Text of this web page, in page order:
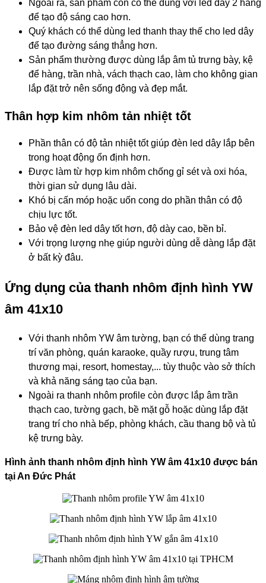
Ngoài ra, sản phẩm còn có thể dùng với led dây 2 hàng
để tạo độ sáng cao hơn.
Quý khách có thể dùng led thanh thay thế cho led dây
để tạo đường sáng thẳng hơn.
Sản phẩm thường được dùng lắp âm tủ trưng bày, kệ
để hàng, trần nhà, vách thạch cao, làm cho không gian
lắp đặt trở nên sống động và đẹp mắt.
Thân hợp kim nhôm tản nhiệt tốt
Phần thân có độ tản nhiệt tốt giúp đèn led dây lắp bên
trong hoạt động ổn định hơn.
Được làm từ hợp kim nhôm chống gỉ sét và oxi hóa,
thời gian sử dụng lâu dài.
Khó bị cấn móp hoặc uốn cong do phần thân có độ
chịu lực tốt.
Bảo vệ đèn led dây tốt hơn, độ dày cao, bền bỉ.
Với trọng lượng nhẹ giúp người dùng dễ dàng lắp đặt
ở bất kỳ đâu.
Ứng dụng của thanh nhôm định hình YW
âm 41x10
Với thanh nhôm YW âm tường, bạn có thể dùng trang
trí văn phòng, quán karaoke, quầy rượu, trung tâm
thương mại, resort, homestay,... tùy thuộc vào sở thích
và khả năng sáng tạo của bạn.
Ngoài ra thanh nhôm profile còn được lắp âm trần
thạch cao, tường gạch, bề mặt gỗ hoặc dùng lắp đặt
trang trí cho nhà bếp, phòng khách, cầu thang bộ và tủ
kệ trưng bày.
​Hình ảnh thanh nhôm định hình YW âm 41x10 được bán
tại An Đức Phát